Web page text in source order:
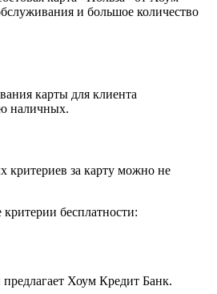
и большое количество
карты для клиента
наличных.
критериев за карту можно не
бесплатности:
Хоум Кредит Банк.